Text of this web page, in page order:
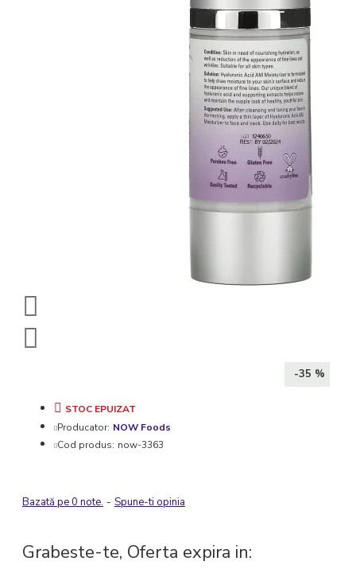
-35 %
STOC EPUIZAT
Producator: NOW Foods
Cod produs: now-3363
Bazată pe 0 note. - Spune-ti opinia
Grabeste-te, Oferta expira in: